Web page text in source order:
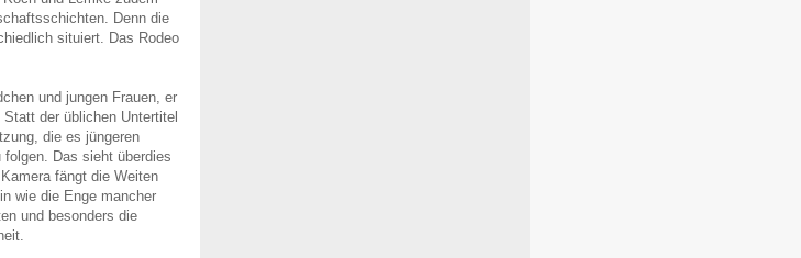
Denn die
situiert. Das Rodeo
und jungen Frauen, er
der üblichen Untertitel
die es jüngeren
Das sieht überdies
fängt die Weiten
wie die Enge mancher
und besonders die